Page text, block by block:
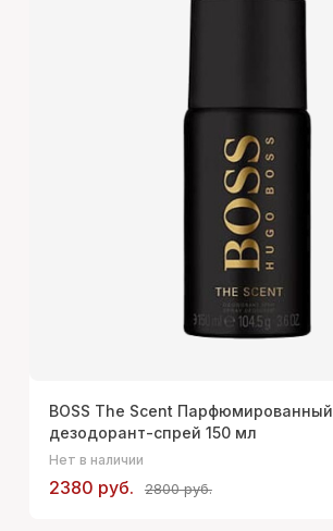
BOSS The Scent Парфюмированный
дезодорант-спрей 150 мл
Нет в наличии
2380 руб. 2800 руб.